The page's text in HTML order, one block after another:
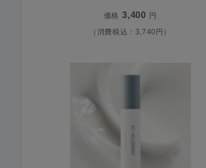
価格 3,400 円
（消費税込：3,740円）